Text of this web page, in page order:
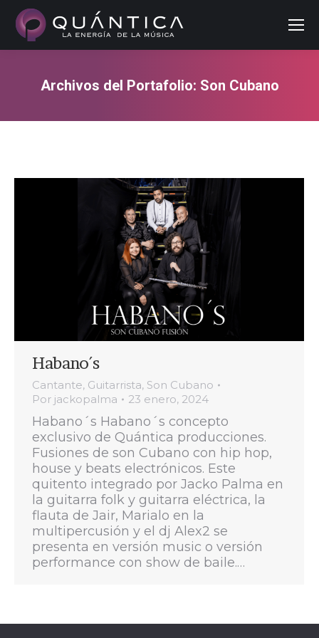
Buscar:
Archivos del Portafolio: Son Cubano
Habano´s
Cantante, Guitarrista, Son Cubano
Por jackopalma 23 enero, 2024
Habano´s Habano´s concepto
exclusivo de Quántica producciones.
Fusiones de son Cubano con hip hop,
house y beats electrónicos. Este
quitento integrado por Jacko Palma en
la guitarra folk y guitarra eléctrica, la
flauta de Jair, Marialo en la
multipercusión y el dj Alex2 se
presenta en versión music o versión
performance con show de baile.…